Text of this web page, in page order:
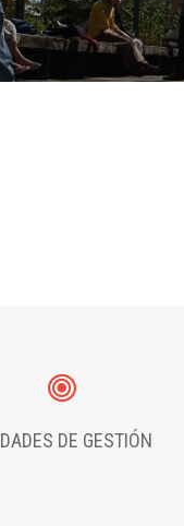
DE GESTIÓN